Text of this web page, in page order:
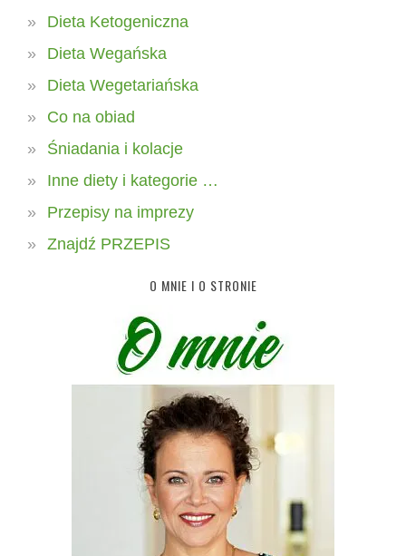
Dieta Ketogeniczna
Dieta Wegańska
Dieta Wegetariańska
Co na obiad
Śniadania i kolacje
Inne diety i kategorie …
Przepisy na imprezy
Znajdź PRZEPIS
O MNIE I O STRONIE